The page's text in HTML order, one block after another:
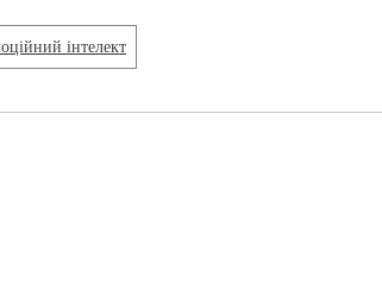
інтелект